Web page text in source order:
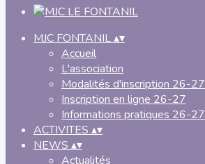
MJC FONTANIL▴▾
Accueil
L'association
Modalités d'inscription 26-27
Inscription en ligne 26-27
Informations pratiques 26-27
ACTIVITES ▴▾
NEWS ▴▾
Actualités